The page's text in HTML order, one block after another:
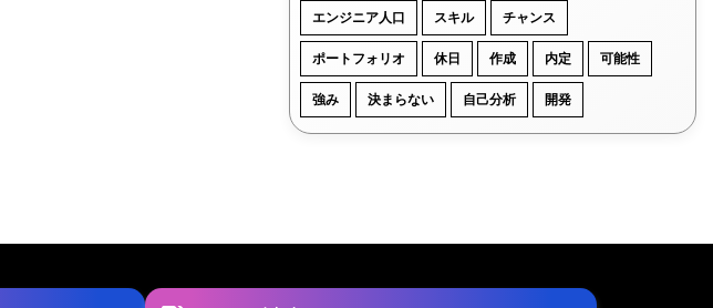
エンジニア人口 スキル チャンス
ポートフォリオ 休日 作成 内定 可能性
強み 決まらない 自己分析 開発